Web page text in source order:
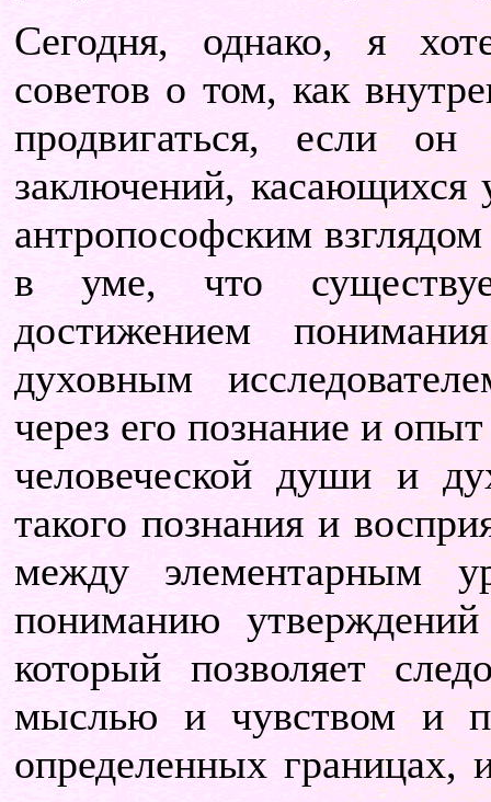
Сегодня, однако, я
советов о том, как
продвигаться, если он
заключений, касающихся
антропософским
в уме, что
достижением
духовным
через его познание и
человеческой души и
такого познания и
между элементарным
пониманию
который позволяет
мыслью и чувством и
определенных